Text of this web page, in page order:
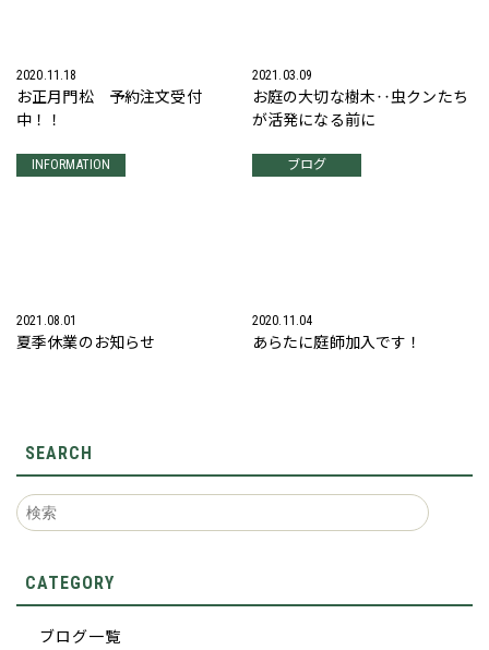
2020.11.18
お正月門松 予約注文受付
中！！
2021.03.09
お庭の大切な樹木‥虫クンたち
が活発になる前に
INFORMATION
2021.08.01
夏季休業のお知らせ
ブログ
2020.11.04
あらたに庭師加入です！
SEARCH
CATEGORY
ブログ一覧